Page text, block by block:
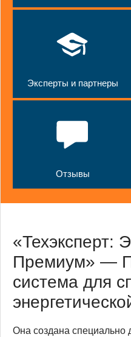
Эксперты и партнеры
Отзывы
«Техэксперт:
Премиум» —
система для
Она создана специально